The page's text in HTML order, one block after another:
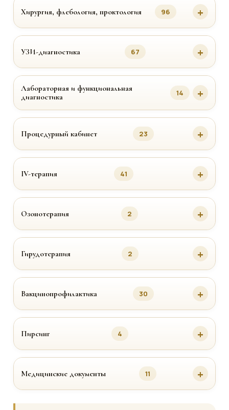
Хирургия, флебология, проктология 96
УЗИ-диагностика 67
Лабораторная и функциональная
диагностика
14
Процедурный кабинет 23
IV-терапия 41
Озонотерапия 2
Гирудотерапия 2
Вакцинопрофилактика 30
Пирсинг 4
Медицинские документы 11